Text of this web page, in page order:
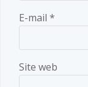
E-mail *
Site web